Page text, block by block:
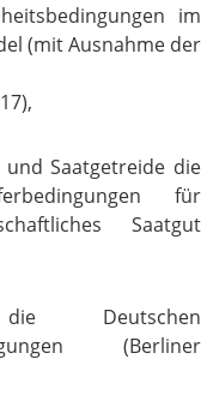
im
(mit Ausnahme der
und Saatgetreide die
für
Saatgut
Deutschen
(Berliner